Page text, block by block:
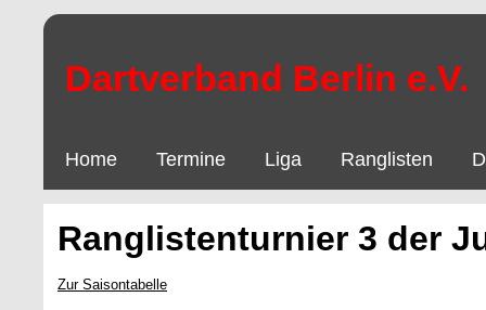
Dartverband Berlin e.V.
Home Termine Liga Ranglisten
Ranglistenturnier 3 der
Zur Saisontabelle